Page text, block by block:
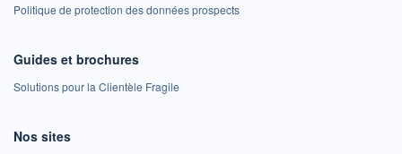
Politique de protection des données prospects
Guides et brochures
Solutions pour la Clientèle Fragile
Nos sites